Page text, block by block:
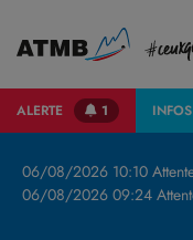
ALERTE 1 INFOS
06/08/2026 10:10
06/08/2026 09:24
Jusqu'au